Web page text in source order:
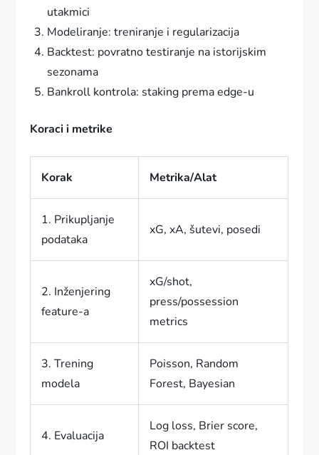
utakmici
Modeliranje: treniranje i regularizacija
Backtest: povratno testiranje na istorijskim
sezonama
Bankroll kontrola: staking prema edge-u
Koraci i metrike
Korak Metrika/Alat
1. Prikupljanje
podataka
xG, xA, šutevi, posedi
2. Inženjering
feature-a
xG/shot,
press/possession
metrics
3. Trening
modela
Poisson, Random
Forest, Bayesian
4. Evaluacija
Log loss, Brier score,
ROI backtest